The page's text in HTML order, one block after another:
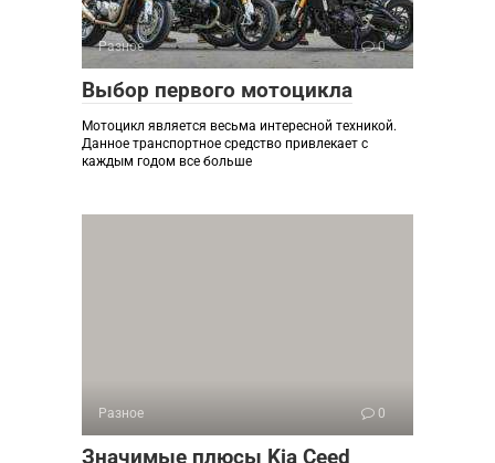
Разное 0
Выбор первого мотоцикла
Мотоцикл является весьма интересной техникой.
Данное транспортное средство привлекает с
каждым годом все больше
Разное 0
Значимые плюсы Kia Ceed